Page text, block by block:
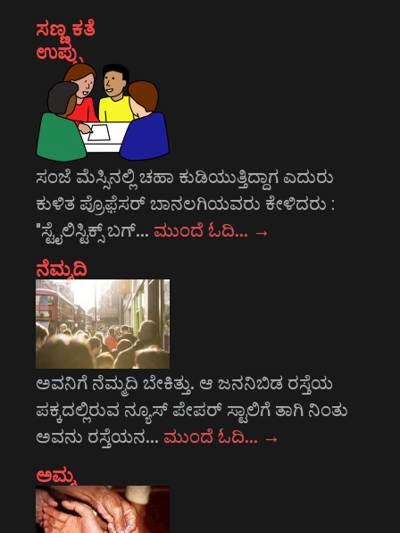
ಸಣ್ಣ ಕತೆ
ಉಪ್ಪು
ಸಂಜೆ ಮೆಸ್ಸಿನಲ್ಲಿ ಚಹಾ ಕುಡಿಯುತ್ತಿದ್ದಾಗ ಎದುರು
ಕುಳಿತ ಪ್ರೊಫ಼ೆಸರ್ ಬಾನಲಗಿಯವರು ಕೇಳಿದರು :
"ಸ್ಟೈಲಿಸ್ಟಿಕ್ಸ್ ಬಗ್… ಮುಂದೆ ಓದಿ… →
ನೆಮ್ಮದಿ
ಅವನಿಗೆ ನೆಮ್ಮದಿ ಬೇಕಿತ್ತು. ಆ ಜನನಿಬಿಡ ರಸ್ತೆಯ
ಪಕ್ಕದಲ್ಲಿರುವ ನ್ಯೂಸ್ ಪೇಪರ್ ಸ್ಟಾಲಿಗೆ ತಾಗಿ ನಿಂತು
ಅವನು ರಸ್ತೆಯನ… ಮುಂದೆ ಓದಿ… →
ಅಮ್ಮ